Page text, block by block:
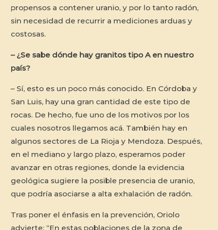
propensos a contener uranio, y por lo tanto radón,
sin necesidad de recurrir a mediciones arduas y
costosas.
– ¿Se sabe dónde hay granitos tipo A en nuestro
país?
– Sí, esto es un poco más conocido. En Córdoba y
San Luis, hay una gran cantidad de este tipo de
rocas. De hecho, fue uno de los motivos por los
cuales nosotros llegamos acá. También hay en
algunos sectores de La Rioja y Mendoza. Después,
en el mediano y largo plazo, esperamos poder
avanzar en otras regiones, donde la evi­dencia
geológica sugiere la posible presencia de uranio,
que podría asociarse a alta exhalación de radón.
Tras poner el énfasis en la prevención, Oriolo
advierte: “En estas poblaciones de la zona de